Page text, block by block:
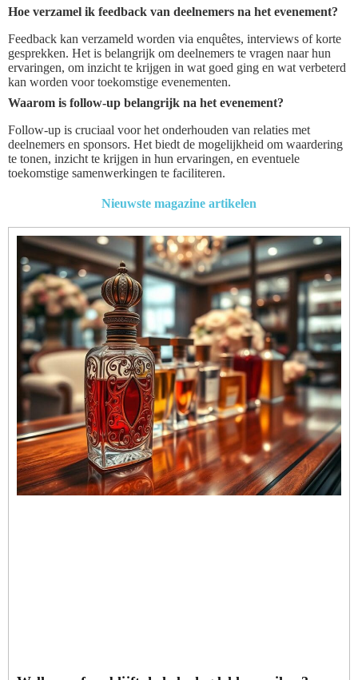
Hoe verzamel ik feedback van deelnemers na het evenement?
Feedback kan verzameld worden via enquêtes, interviews of korte
gesprekken. Het is belangrijk om deelnemers te vragen naar hun
ervaringen, om inzicht te krijgen in wat goed ging en wat verbeterd
kan worden voor toekomstige evenementen.
Waarom is follow-up belangrijk na het evenement?
Follow-up is cruciaal voor het onderhouden van relaties met
deelnemers en sponsors. Het biedt de mogelijkheid om waardering
te tonen, inzicht te krijgen in hun ervaringen, en eventuele
toekomstige samenwerkingen te faciliteren.
Nieuwste magazine artikelen